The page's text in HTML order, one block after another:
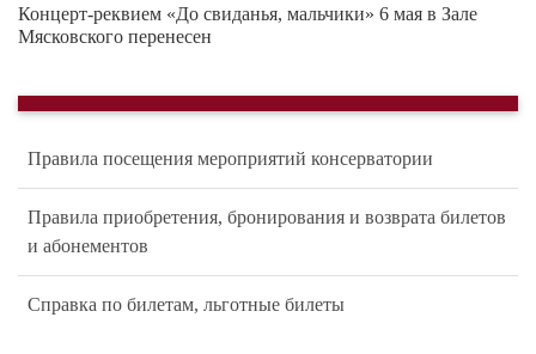
Концерт-реквием «До свиданья, мальчики» 6 мая в Зале
Мясковского перенесен
Правила посещения мероприятий консерватории
Правила приобретения, бронирования и возврата билетов
и абонементов
Справка по билетам, льготные билеты